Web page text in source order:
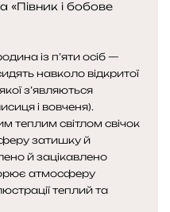
«Півник і бобове